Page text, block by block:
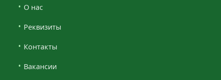
О нас
Реквизиты
Контакты
Вакансии